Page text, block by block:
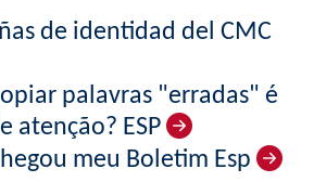
de identidad del CMC
palavras "erradas" é
atenção? ESP
meu Boletim Esp